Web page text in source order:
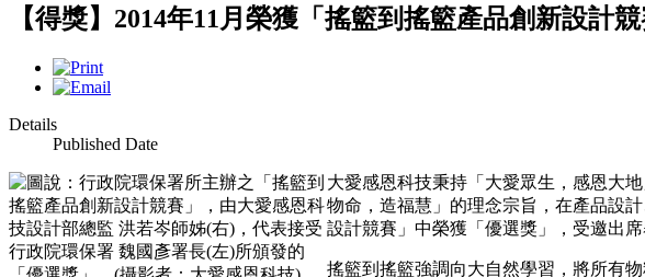
【得獎】2014年11月榮獲「搖籃到搖籃產品創新設計
Details
Published Date
大愛感恩科技秉持「大愛眾生，感恩大
物命，造福慧」的理念宗旨，在產品設
設計競賽」中榮獲「優選獎」，受邀出
搖籃到搖籃強調向大自然學習，將所有